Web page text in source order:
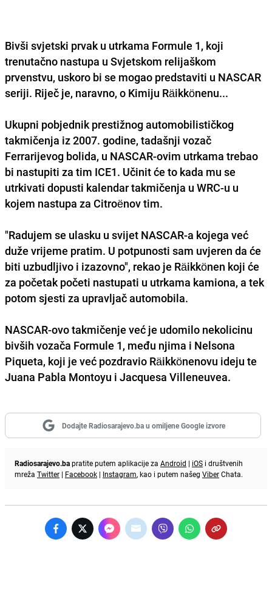
Bivši svjetski prvak u utrkama Formule 1, koji
trenutačno nastupa u Svjetskom relijaškom
prvenstvu, uskoro bi se mogao predstaviti u NASCAR
seriji. Riječ je, naravno, o Kimiju Räikkönenu...
Ukupni pobjednik prestižnog automobilističkog
takmičenja iz 2007. godine, tadašnji vozač
Ferrarijevog bolida, u NASCAR-ovim utrkama trebao
bi nastupiti za tim ICE1. Učinit će to kada mu se
utrkivati dopusti kalendar takmičenja u WRC-u u
kojem nastupa za Citroënov tim.
"Radujem se ulasku u svijet NASCAR-a kojega već
duže vrijeme pratim. U potpunosti sam uvjeren da će
biti uzbudljivo i izazovno", rekao je Räikkönen koji će
za početak početi nastupati u utrkama kamiona, a tek
potom sjesti za upravljač automobila.
NASCAR-ovo takmičenje već je udomilo nekolicinu
bivših vozača Formule 1, među njima i Nelsona
Piqueta, koji je već pozdravio Räikkönenovu ideju te
Juana Pabla Montoyu i Jacquesa Villeneuvea.
Dodajte Radiosarajevo.ba u omiljene Google izvore
Radiosarajevo.bapratite putem aplikacije za Android | iOS i društvenih
mreža Twitter | Facebook | Instagram, kao i putem našeg ViberChata.